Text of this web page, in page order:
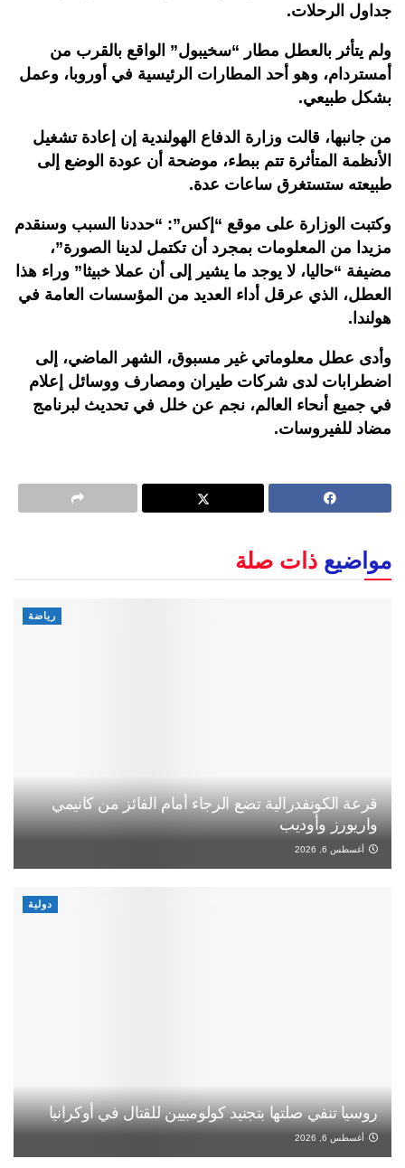
جداول الرحلات.
ولم يتأثر بالعطل مطار “سخيبول” الواقع بالقرب من
أمستردام، وهو أحد المطارات الرئيسية في أوروبا، وعمل
بشكل طبيعي.
من جانبها، قالت وزارة الدفاع الهولندية إن إعادة تشغيل
الأنظمة المتأثرة تتم ببطء، موضحة أن عودة الوضع إلى
طبيعته ستستغرق ساعات عدة.
وكتبت الوزارة على موقع “إكس”: “حددنا السبب وسنقدم
مزيدا من المعلومات بمجرد أن تكتمل لدينا الصورة”،
مضيفة “حاليا، لا يوجد ما يشير إلى أن عملا خبيثا” وراء هذا
العطل، الذي عرقل أداء العديد من المؤسسات العامة في
هولندا.
وأدى عطل معلوماتي غير مسبوق، الشهر الماضي، إلى
اضطرابات لدى شركات طيران ومصارف ووسائل إعلام
في جميع أنحاء العالم، نجم عن خلل في تحديث لبرنامج
مضاد للفيروسات.
مواضيع ذات صلة
رياضة
قرعة الكونفدرالية تضع الرجاء أمام الفائز من كانيمي
واريورز وأوديب
أغسطس 6, 2026
دولية
روسيا تنفي صلتها بتجنيد كولومبيين للقتال في أوكرانيا
أغسطس 6, 2026